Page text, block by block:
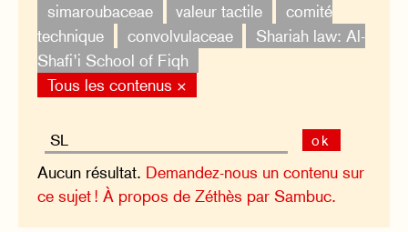
simaroubaceae
valeur tactile
comité
technique
convolvulaceae
Shariah law: Al-
Shafi’i School of Fiqh
Tous les contenus ×
ok
Aucun résultat. Demandez-nous un contenu sur
ce sujet ! À propos de Zéthès par Sambuc.